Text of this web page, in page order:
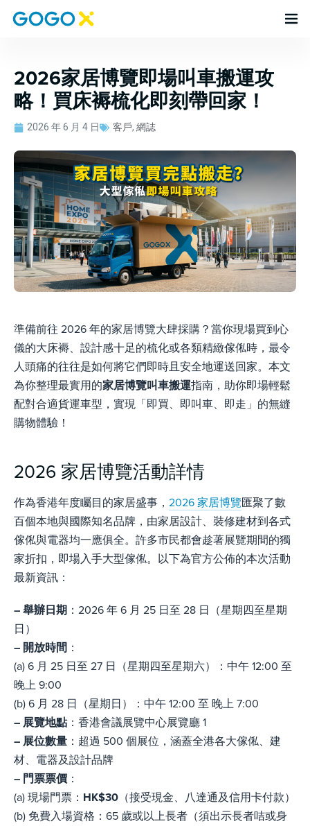
2026家居博覽即場叫車搬運攻
略！買床褥梳化即刻帶回家！
2026 年 6 月 4 日 客戶, 網誌
準備前往 2026 年的家居博覽大肆採購？當你現場買到心
儀的大床褥、設計感十足的梳化或各類精緻傢俬時，最令
人頭痛的往往是如何將它們即時且安全地運送回家。本文
為你整理最實用的家居博覽叫車搬運指南，助你即場輕鬆
配對合適貨運車型，實現「即買、即叫車、即走」的無縫
購物體驗！
2026 家居博覽活動詳情
作為香港年度矚目的家居盛事， 2026 家居博覽匯聚了數
百個本地與國際知名品牌，由家居設計、裝修建材到各式
傢俬與電器均一應俱全。許多市民都會趁著展覽期間的獨
家折扣，即場入手大型傢俬。以下為官方公佈的本次活動
最新資訊：
– 舉辦日期 ：2026 年 6 月 25 日至 28 日（星期四至星期
日）
– 開放時間 ：
(a) 6 月 25 日至 27 日（星期四至星期六）：中午 12:00 至
晚上 9:00
(b) 6 月 28 日（星期日）：中午 12:00 至 晚上 7:00
– 展覽地點：香港會議展覽中心展覽廳 1
– 展位數量 ：超過 500 個展位，涵蓋全港各大傢俬、建
材、電器及設計品牌
– 門票票價 ：
(a) 現場門票： HK$30 （接受現金、八達通及信用卡付款）
(b) 免費入場資格：65 歲或以上長者（須出示長者咭或身